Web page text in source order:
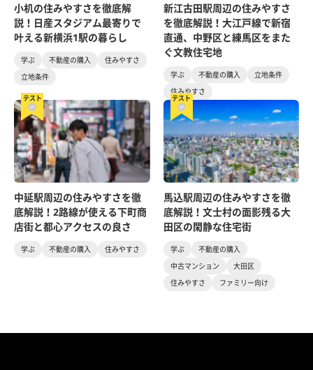
小机の住みやすさを徹底解
説！日産スタジアム最寄りで
叶える新横浜1駅の暮らし
学ぶ 不動産の購入
住みやすさ
立地条件
新江古田駅周辺の住みやすさ
を徹底解説！大江戸線で新宿
直通、中野区と練馬区をまた
ぐ文教住宅地
学ぶ 不動産の購入
立地条件
住みやすさ
テスト
中延駅周辺の住みやすさを徹
底解説！2路線が使える下町商
店街と都心アクセスの良さ
学ぶ 不動産の購入 住みやすさ
テスト
馬込駅周辺の住みやすさを徹
底解説！文士村の面影残る大
田区の閑静な住宅街
学ぶ
不動産の購入
中古マンション
大田区
住みやすさ
ファミリー向け